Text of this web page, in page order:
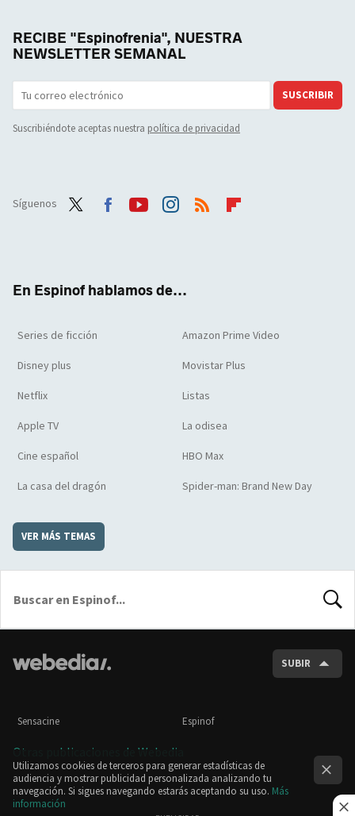
RECIBE "Espinofrenia", NUESTRA
NEWSLETTER SEMANAL
SUSCRIBIR
Suscribiéndote aceptas nuestra política de privacidad
Síguenos
En Espinof hablamos de...
Series de ficción Amazon Prime Video
Disney plus Movistar Plus
Netflix Listas
Apple TV La odisea
Cine español HBO Max
La casa del dragón Spider-man: Brand New Day
VER MÁS TEMAS
SUBIR
Sensacine Espinof
Otras publicaciones de Webedia
Utilizamos cookies de terceros para generar estadísticas de
audiencia y mostrar publicidad personalizada analizando tu
navegación. Si sigues navegando estarás aceptando su uso. Más
información